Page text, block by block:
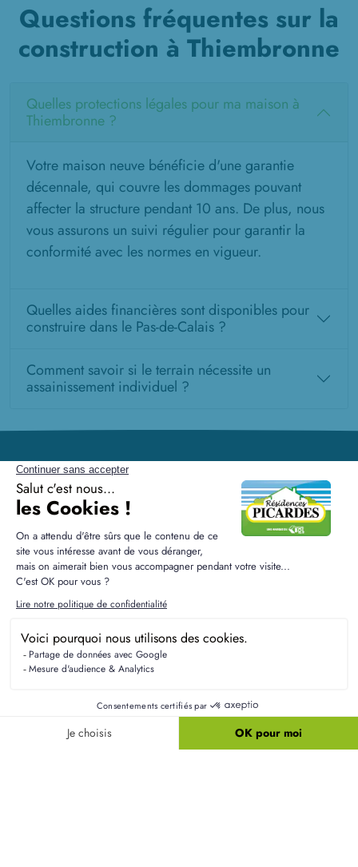
Questions fréquentes sur la
construction à Thiembronne
Quelles protections légales pour ma maison à
Thiembronne ?
Votre maison neuve bénéficie d'une garantie
décennale, qui couvre les dommages pouvant
affecter la structure pendant 10 ans. De plus, nous
vous assurons un suivi régulier pour garantir la
conformité avec les normes en vigueur.
Quelles aides financières sont disponibles pour
construire dans le Pas-de-Calais ?
Comment savoir si le terrain nécessite un
assainissement individuel ?
Résidences Picardes est le 1er constructeur régional de
Liens utiles
Nos terrains
Nos maisons + terrains